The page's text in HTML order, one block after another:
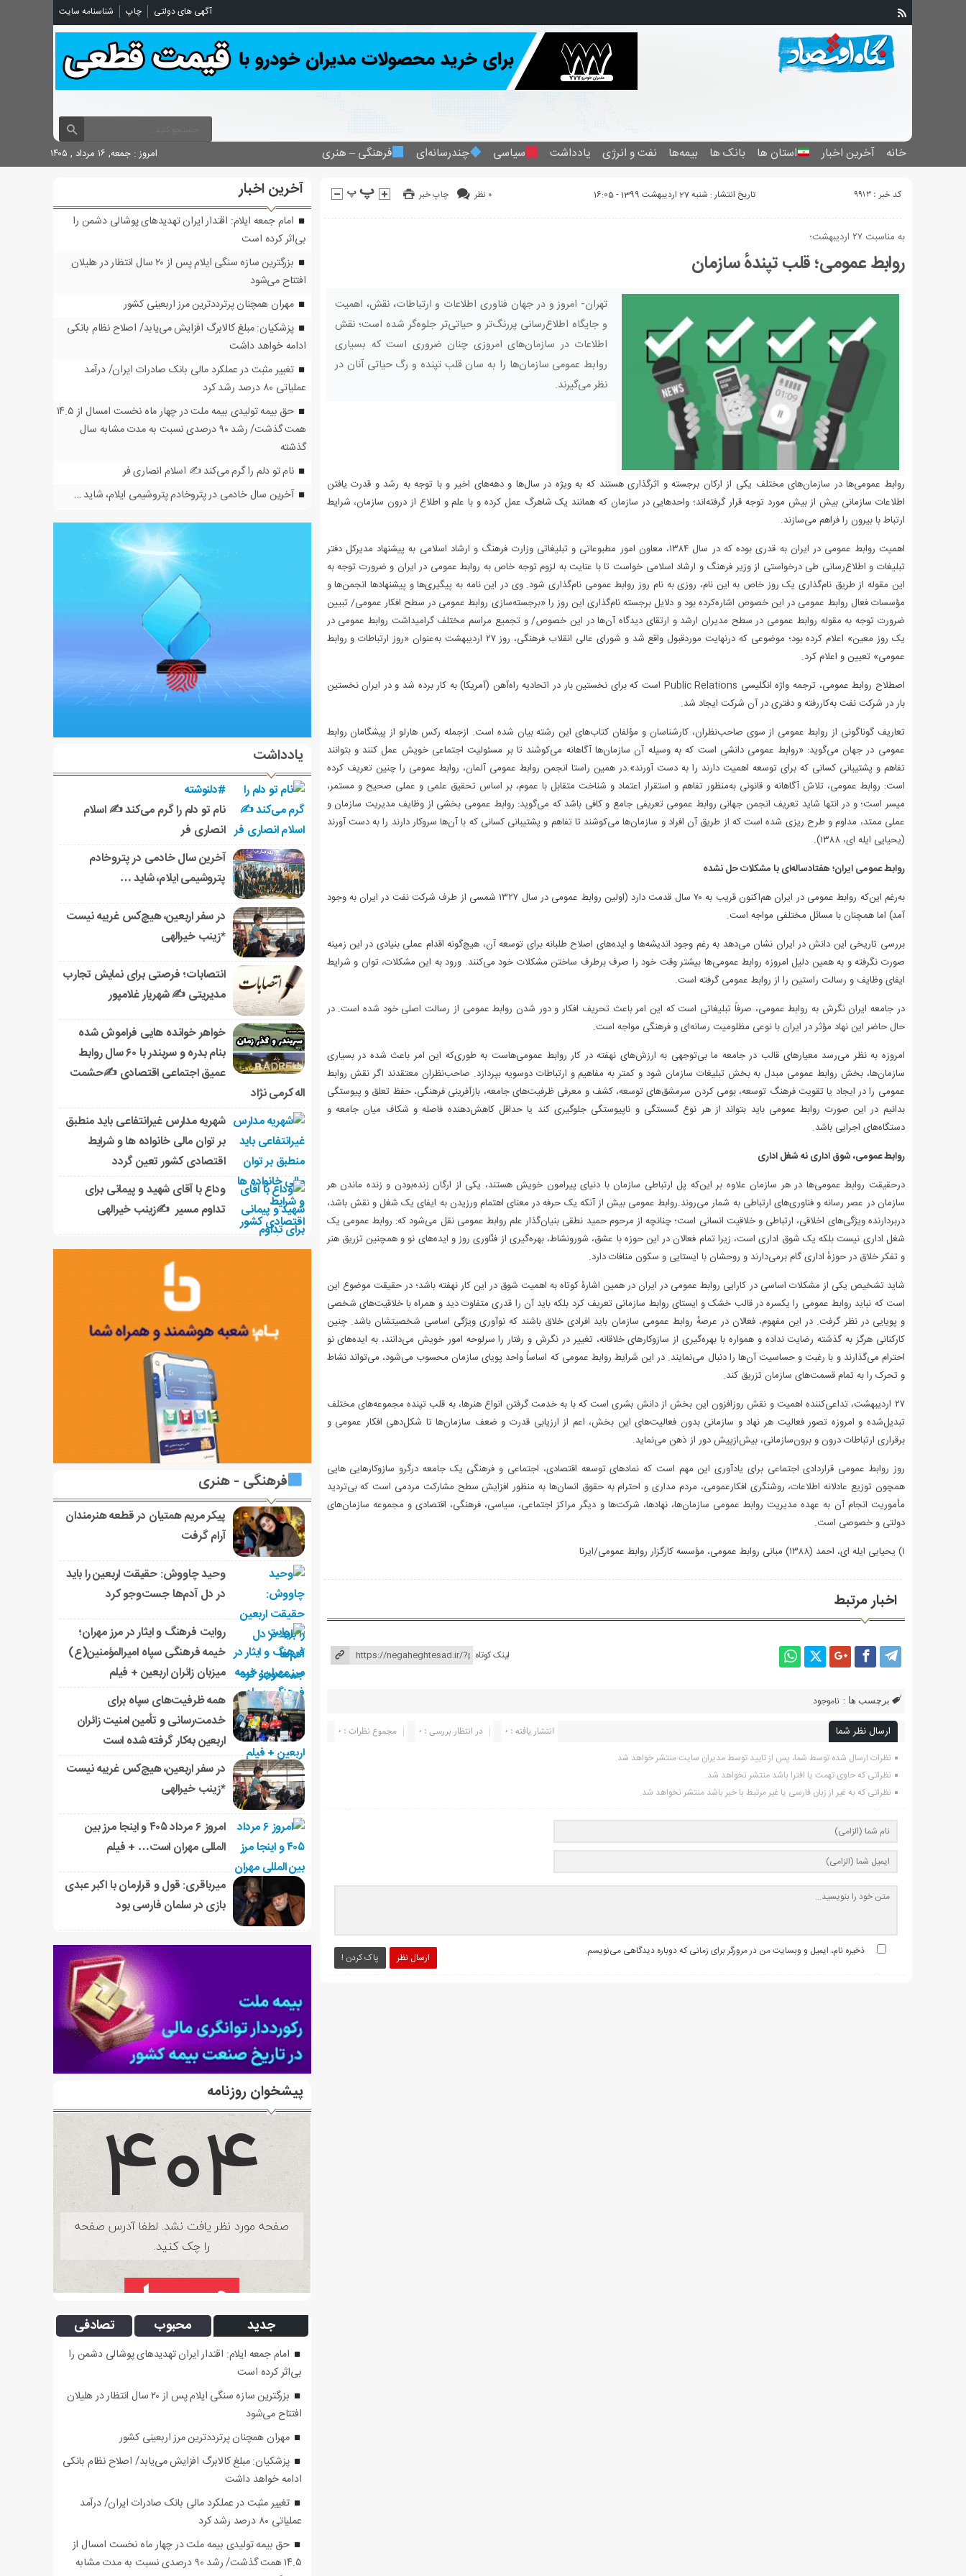
آگهی های دولتی چاپ شناسنامه سایت
خانه آخرین اخبار استان ‌ها بانک ها بیمه‌ها نفت و انرژی یادداشت سیاسی چندرسانه‌ای فرهنگی – هنری امروز : جمعه, ۱۶ مرداد , ۱۴۰۵
کد خبر : 9913 تاریخ انتشار : شنبه 27 اردیبهشت 1399 - 16:05 چاپ خبر ۰ نظر
به مناسبت ۲۷ اردیبهشت؛
روابط عمومی؛ قلب تپندهٔ سازمان
تهران- امروز و در جهان فناوری اطلاعات و ارتباطات، نقش، اهمیت
و جایگاه اطلاع‌رسانی پررنگ‌تر و حیاتی‌تر جلوه‌گر شده است؛ نقش
اطلاعات در سازمان‌های امروزی چنان ضروری است که بسیاری
روابط عمومی سازمان‌ها را به ‌سان قلب تپنده و رگ حیاتی آنان در
نظر می‌گیرند.
روابط عمومی‌ها در سازمان‌های مختلف یکی از ارکان برجسته و اثرگذاری هستند که به ویژه در سال‌ها و دهه‌های اخیر و با توجه به رشد و قدرت یافتن
اطلاعات سازمانی بیش از بیش مورد توجه قرار گرفته‌اند؛ واحدهایی در سازمان که همانند یک شاهرگ عمل کرده و با علم و اطلاع از درون سازمان، شرایط
ارتباط با بیرون را فراهم می‌سازند.
اهمیت روابط عمومی در ایران به قدری بوده که در سال ۱۳۸۴، معاون امور مطبوعاتی و تبلیغاتی وزارت فرهنگ و ارشاد اسلامی به پیشنهاد مدیرکل دفتر
تبلیغات و اطلاع‌رسانی طی درخواستی از وزیر فرهنگ و ارشاد اسلامی خواست تا با عنایت به لزوم توجه خاص به روابط عمومی در ایران و ضرورت توجه به
این مقوله از طریق نام‌گذاری یک روز خاص به این نام، روزی به نام روز روابط عمومی نام‌گذاری شود. وی در این نامه به پیگیری‌ها و پیشنهادها انجمن‌ها و
مؤسسات فعال روابط عمومی در این خصوص اشاره‌کرده بود و دلایل برجسته نام‌گذاری این روز را «برجسته‌سازی روابط عمومی در سطح افکار عمومی/ تبیین
ضرورت توجه به مقوله روابط عمومی در سطح مدیران ارشد و ارتقای دیدگاه آن‌ها در این خصوص/ و تجمیع مراسم مختلف گرامیداشت روابط عمومی در
یک روز معین» اعلام کرده بود؛ موضوعی که درنهایت موردقبول واقع شد و شورای عالی انقلاب فرهنگی، روز ۲۷ اردیبهشت به‌عنوان «روز ارتباطات و روابط
عمومی» تعیین و اعلام کرد.
اصطلاح روابط عمومی، ترجمه واژه انگلیسی Public Relations است که برای نخستین بار در اتحادیه راه‌آهن (آمریکا) به کار برده شد و در ایران نخستین
بار در شرکت نفت به‌کاررفته و دفتری در آن شرکت ایجاد شد.
تعاریف گوناگونی از روابط عمومی از سوی صاحب‌نظران، کارشناسان و مؤلفان کتاب‌های این رشته بیان شده است. ازجمله رکس هارلو از پیشگامان روابط
عمومی در جهان می‌گوید: «روابط عمومی دانشی است که به ‌وسیله آن سازمان‌ها آگاهانه می‌کوشند تا بر مسئولیت اجتماعی خویش عمل کنند و بتوانند
تفاهم و پشتیبانی کسانی که برای توسعه اهمیت دارند را به دست آورند».در همین راستا انجمن روابط عمومی آلمان، روابط عمومی را چنین تعریف کرده
است: روابط عمومی، تلاش آگاهانه و قانونی به‌منظور تفاهم و استقرار اعتماد و شناخت متقابل با عموم، بر اساس تحقیق علمی و عملی صحیح و مستمر،
میسر است؛ و در انتها شاید تعریف انجمن جهانی روابط عمومی تعریفی جامع و کافی باشد که می‌گوید: روابط عمومی بخشی از وظایف مدیریت سازمان و
عملی ممتد، مداوم و طرح ریزی شده است که از طریق آن افراد و سازمان‌ها می‌کوشند تا تفاهم و پشتیبانی کسانی که با آن‌ها سروکار دارند را به دست آورند
(یحیایی ایله ای، ۱۳۸۸).
روابط عمومی ایران؛ هفتادساله‌ای با مشکلات حل نشده
به‌رغم این‌که روابط عمومی در ایران هم‌اکنون قریب به ۷۰ سال قدمت دارد (اولین روابط عمومی در سال ۱۳۲۷ شمسی از طرف شرکت نفت در ایران به وجود
آمد) اما همچنان با مسائل مختلفی مواجه است.
بررسی تاریخی این دانش در ایران نشان می‌دهد به ‌رغم وجود اندیشه‌ها و ایده‌های اصلاح طلبانه برای توسعه آن، هیچ‌گونه اقدام عملی بنیادی در این زمینه
صورت نگرفته و به همین دلیل امروزه روابط عمومی‌ها بیشتر وقت خود را صرف برطرف ساختن مشکلات خود می‌کنند. ورود به این مشکلات، توان و شرایط
ایفای وظایف و رسالت راستین را از روابط عمومی گرفته است.
در جامعه ایران نگرش به روابط عمومی، صرفاً تبلیغاتی است که این امر باعث تحریف افکار و دور شدن روابط عمومی از رسالت اصلی خود شده است. در
حال حاضر این نهاد مؤثر در ایران با نوعی مظلومیت رسانه‌ای و فرهنگی مواجه است.
امروزه به نظر می‌رسد معیارهای قالب در جامعه ما بی‌توجهی به ارزش‌های نهفته در کار روابط عمومی‌هاست به ‌طوری‌که این امر باعث شده در بسیاری
سازمان‌ها، بخش روابط عمومی مبدل به بخش تبلیغات سازمان شود و کمتر به مفاهیم و ارتباطات دوسویه بپردازد. صاحب‌نظران معتقدند اگر نقش روابط
عمومی را در ایجاد یا تقویت فرهنگ توسعه، بومی کردن سرمشق‌های توسعه، کشف و معرفی ظرفیت‌های جامعه، بازآفرینی فرهنگی، حفظ تعلق و پیوستگی
بدانیم در این صورت روابط عمومی باید بتواند از هر نوع گسستگی و ناپیوستگی جلوگیری کند یا حداقل کاهش‌دهنده فاصله و شکاف میان جامعه و
دستگاه‌های اجرایی باشد.
روابط عمومی، شوق اداری نه شغل اداری
درحقیقت روابط عمومی‌ها در هر سازمان علاوه بر این‌که پل ارتباطی سازمان با دنیای پیرامون خویش هستند، یکی از ارگان زنده‌بودن و زنده ماندن هر
سازمان در عصر رسانه و فناوری‌های ارتباطی به شمار می‌روند.روابط عمومی بیش از آنکه یک حرفه در معنای اهتمام ورزیدن به ایفای یک شغل و نقش باشد،
دربردارنده ویژگی‌های اخلاقی، ارتباطی و خلاقیت انسانی است؛ چنانچه از مرحوم حمید نطقی بنیان‌گذار علم روابط عمومی نقل می‌شود که: روابط عمومی یک
شغل اداری نیست بلکه یک شوق اداری است، زیرا تمام فعالان در این حوزه با عشق، شورونشاط، بهره‌گیری از فنّاوری روز و ایده‌های نو و همچنین تزریق هنر
و تفکر خلاق در حوزهٔ اداری گام برمی‌دارند و روحشان با ایستایی و سکون منافات دارد.
شاید تشخیص یکی از مشکلات اساسی در کارایی روابط عمومی در ایران در همین اشارۀ کوتاه به اهمیت شوق در این کار نهفته باشد؛ در حقیقت موضوع این
است که نباید روابط عمومی را یکسره در قالب خشک و ایستای روابط سازمانی تعریف کرد بلکه باید آن را قدری متفاوت دید و همراه با خلاقیت‌های شخصی
و پویایی در نظر گرفت. در این مفهوم، فعالان در عرصهٔ روابط عمومی سازمان باید افرادی خلاق باشند که نوآوری ویژگی اساسی شخصیتشان باشد. چنین
کارکنانی هرگز به گذشته رضایت نداده و همواره با بهره‌گیری از سازوکارهای خلاقانه، تغییر در نگرش و رفتار را سرلوحه امور خویش می‌دانند، به ایده‌های نو
احترام می‌گذارند و با رغبت و حساسیت آن‌ها را دنبال می‌نمایند. در این شرایط روابط عمومی که اساساً واحد پویای سازمان محسوب می‌شود، می‌تواند نشاط
و تحرک را به تمام قسمت‌های سازمان تزریق کند.
۲۷ اردیبهشت، تداعی‌کننده اهمیت و نقش روزافزون این بخش از دانش بشری است که با به خدمت گرفتن انواع هنرها، به قلب تپنده مجموعه‌های مختلف
تبدیل‌شده و امروزه تصور فعالیت هر نهاد و سازمانی بدون فعالیت‌های این بخش، اعم از ارزیابی قدرت و ضعف سازمان‌ها تا شکل‌دهی افکار عمومی و
برقراری ارتباطات درون و برون‌سازمانی، بیش‌ازپیش دور از ذهن می‌نماید.
روز روابط عمومی قراردادی اجتماعی برای یادآوری این مهم است که نمادهای توسعه اقتصادی، اجتماعی و فرهنگی یک جامعه درگرو سازوکارهایی هایی
همچون توزیع عادلانه اطلاعات، روشنگری افکارعمومی، مردم مداری و احترام به حقوق انسان‌ها به ‌منظور افزایش سطح مشارکت مردمی است که بی‌تردید
مأموریت انجام آن به عهده مدیریت روابط عمومی سازمان‌ها، نهادها، شرکت‌ها و دیگر مراکز اجتماعی، سیاسی، فرهنگی،‌ اقتصادی و مجموعه سازمان‌های
دولتی و خصوصی است.
۱) یحیایی ایله ای، احمد (۱۳۸۸) مبانی روابط عمومی، مؤسسه کارگزار روابط عمومی/ایرنا
اخبار مرتبط
لینک کوتاه
برچسب ها : ناموجود
ارسال نظر شما مجموع نظرات : 0 در انتظار بررسی : 0 انتشار یافته : ۰
نظرات ارسال شده توسط شما، پس از تایید توسط مدیران سایت منتشر خواهد شد.
نظراتی که حاوی تهمت یا افترا باشد منتشر نخواهد شد.
نظراتی که به غیر از زبان فارسی یا غیر مرتبط با خبر باشد منتشر نخواهد شد.
ارسال نظر پاک کردن ! ذخیره نام، ایمیل و وبسایت من در مرورگر برای زمانی که دوباره دیدگاهی می‌نویسم.
آخرین اخبار
امام جمعه ایلام: اقتدار ایران تهدیدهای پوشالی دشمن را
بی‌اثر کرده است
بزرگترین سازه سنگی ایلام پس از ۲۰ سال انتظار در هلیلان
افتتاح می‌شود
مهران همچنان پرترددترین مرز اربعینی کشور
پزشکیان: مبلغ کالابرگ افزایش می‌یابد/ اصلاح نظام بانکی
ادامه خواهد داشت
تغییر مثبت در عملکرد مالی بانک صادرات ایران/ درآمد
عملیاتی ۸۰ درصد رشد کرد
حق بیمه تولیدی بیمه ملت در چهار ماه نخست امسال از ۱۴.۵
همت گذشت/ رشد ۹۰ درصدی نسبت به مدت مشابه سال
گذشته
نام تو دلم را گرم می‌کند ✍️ اسلام انصاری فر
آخرین سال خادمی در پتروخادم پتروشیمی ایلام، شاید …
یادداشت
#دلنوشته
نام تو دلم را گرم می‌کند ✍️ اسلام
انصاری فر
آخرین سال خادمی در پتروخادم
پتروشیمی ایلام، شاید …
در سفر اربعین، هیچ‌کس غریبه نیست
*زینب خیرالهی
انتصابات؛ فرصتی برای نمایش تجارب
مدیریتی ✍ شهریار غلامپور
خواهر خوانده هایی فراموش شده
بنام بدره و سربندر با ۶۰ سال روابط
عمیق اجتماعی اقتصادی ✍حشمت
اله کرمی نژاد
شهریه مدارس غیرانتفاعی باید منطبق
بر توان مالی خانواده ها و شرایط
اقتصادی کشور تعین گردد
وداع با آقای شهید و پیمانی برای
تداوم مسیر ✍زینب خیرالهی
فرهنگی - هنری
پیکر مریم همتیان در قطعه هنرمندان
آرام گرفت
وحید چاووش: حقیقت اربعین را باید
در دل آدم‌ها جست‌وجو کرد
روایت فرهنگ و ایثار در مرز مهران؛
خیمه فرهنگی سپاه امیرالمؤمنین(ع)
میزبان زائران اربعین + فیلم
همه ظرفیت‌های سپاه برای
خدمت‌رسانی و تأمین امنیت زائران
اربعین به‌کار گرفته شده است
در سفر اربعین، هیچ‌کس غریبه نیست
*زینب خیرالهی
امروز ۶ مرداد ۴۰۵ و اینجا مرز بین
المللی مهران است… + فیلم
میرباقری: قول و قرارمان با اکبر عبدی
بازی در سلمان فارسی بود
پیشخوان روزنامه
جدید محبوب تصادفی
امام جمعه ایلام: اقتدار ایران تهدیدهای پوشالی دشمن را
بی‌اثر کرده است
بزرگترین سازه سنگی ایلام پس از ۲۰ سال انتظار در هلیلان
افتتاح می‌شود
مهران همچنان پرترددترین مرز اربعینی کشور
پزشکیان: مبلغ کالابرگ افزایش می‌یابد/ اصلاح نظام بانکی
ادامه خواهد داشت
تغییر مثبت در عملکرد مالی بانک صادرات ایران/ درآمد
عملیاتی ۸۰ درصد رشد کرد
حق بیمه تولیدی بیمه ملت در چهار ماه نخست امسال از
۱۴.۵ همت گذشت/ رشد ۹۰ درصدی نسبت به مدت مشابه